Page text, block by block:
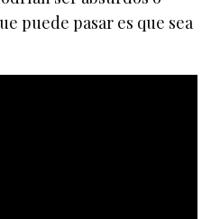
puede pasar es que sea